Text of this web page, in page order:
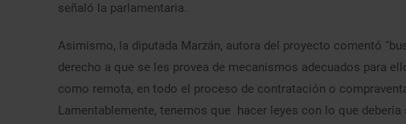
señaló la parlamentaria.
Asimismo, la diputada Marzán, autora del proyecto comentó
derecho a que se les provea de mecanismos adecuados para
como remota, en todo el proceso de contratación o
Lamentablemente, tenemos que hacer leyes con lo que